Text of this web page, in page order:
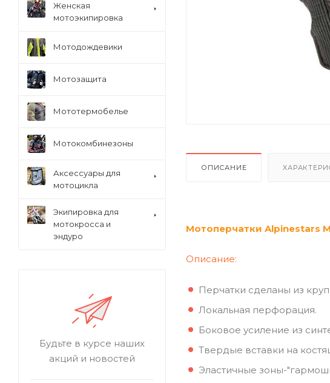
ОПИСАНИЕ
Мотоперчатки Alpinestars
Описание:
Перчатки сделаны из
Локальная перфорация.
Боковое усиление из
Твердые вставки на
Эластичные зоны-
Женская
мотоэкипировка
Мотодождевики
Мотозащита
Мототермобелье
Мотокомбинезоны
Аксессуары для
мотоцикла
Экипировка для
мотокросса и
эндуро
Будьте в курсе наших
акций и новостей